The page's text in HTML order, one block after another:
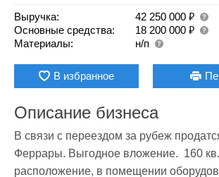
Выручка: 42 250 000₽
Основные средства: 18 200 000₽
Материалы: н/п
В избранное
Описание бизнеса
В связи с переездом за рубеж
Феррары. Выгодное вложение.  160
расположение, в помещении